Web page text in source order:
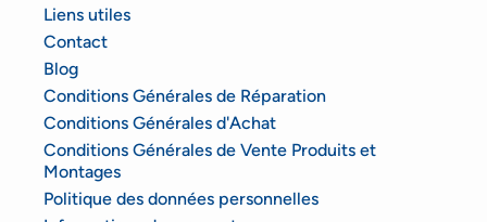
Liens utiles
Contact
Blog
Conditions Générales de Réparation
Conditions Générales d'Achat
Conditions Générales de Vente Produits et
Montages
Politique des données personnelles